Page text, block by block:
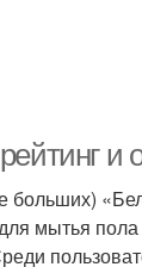
и
больших)
мытья